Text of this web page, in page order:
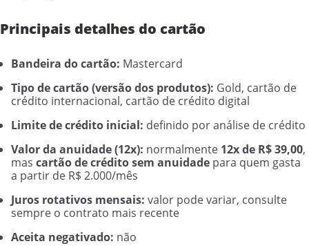
Principais detalhes do cartão
Bandeira do cartão: Mastercard
Tipo de cartão (versão dos produtos): Gold, cartão de
crédito internacional, cartão de crédito digital
Limite de crédito inicial: definido por análise de crédito
Valor da anuidade (12x): normalmente 12x de R$ 39,00,
mas cartão de crédito sem anuidade para quem gasta
a partir de R$ 2.000/mês
Juros rotativos mensais: valor pode variar, consulte
sempre o contrato mais recente
Aceita negativado: não